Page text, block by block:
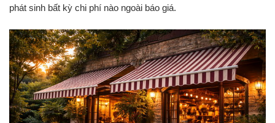
phát sinh bất kỳ chi phí nào ngoài báo giá.